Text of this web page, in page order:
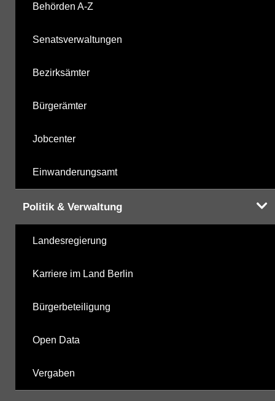
Behörden A-Z
Senatsverwaltungen
Bezirksämter
Bürgerämter
Jobcenter
Einwanderungsamt
Politik & Verwaltung
Landesregierung
Karriere im Land Berlin
Bürgerbeteiligung
Open Data
Vergaben